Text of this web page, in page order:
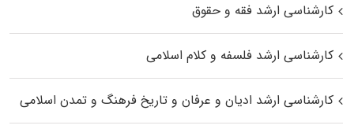
کارشناسی ارشد فقه و حقوق
کارشناسی ارشد فلسفه و کلام اسلامی
کارشناسی ارشد ادیان و عرفان و تاریخ فرهنگ و تمدن اسلامی